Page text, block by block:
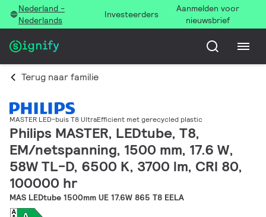
Nederland -
Nederlands
Investeerders
Aanmelden voor
nieuwsbrief
Terug naar familie
MASTER LED-buis T8 UltraEfficient met gerecycled plastic
Philips MASTER, LEDtube, T8,
EM/netspanning, 1500 mm, 17.6 W,
58W TL-D, 6500 K, 3700 lm, CRI 80,
100000 hr
MAS LEDtube 1500mm UE 17.6W 865 T8 EELA